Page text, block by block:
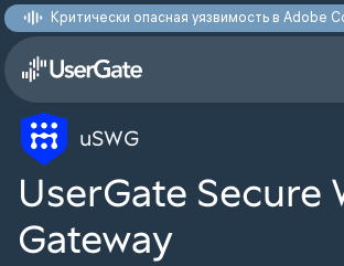
uSWG
UserGate Secure
Gateway